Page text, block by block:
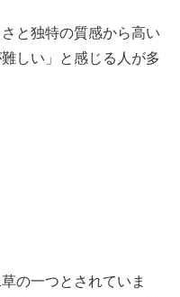
と独特の質感から高い
しい」と感じる人が多
の一つとされていま